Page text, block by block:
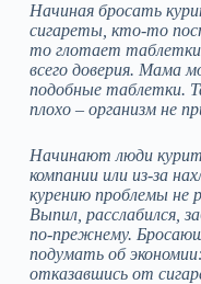
Начиная бросать
сигареты, кто-то
то глотает
всего доверия. Мама
подобные таблетки.
плохо – организм не
Начинают люди
компании или из-за
курению проблемы не
Выпил, расслабился,
по-прежнему.
подумать об экономии:
отказавшись от